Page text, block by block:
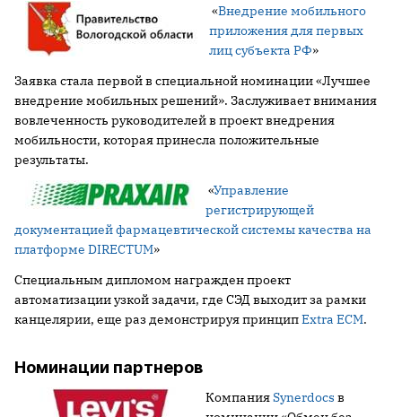
«Внедрение мобильного
приложения для первых
лиц субъекта РФ»
Заявка стала первой в специальной номинации «Лучшее
внедрение мобильных решений». Заслуживает внимания
вовлеченность руководителей в проект внедрения
мобильности, которая принесла положительные
результаты.
«Управление
регистрирующей
документацией фармацевтической системы качества на
платформе DIRECTUM»
Специальным дипломом награжден проект
автоматизации узкой задачи, где СЭД выходит за рамки
канцелярии, еще раз демонстрируя принципExtra ECM.
Номинации партнеров
КомпанияSynerdocs в